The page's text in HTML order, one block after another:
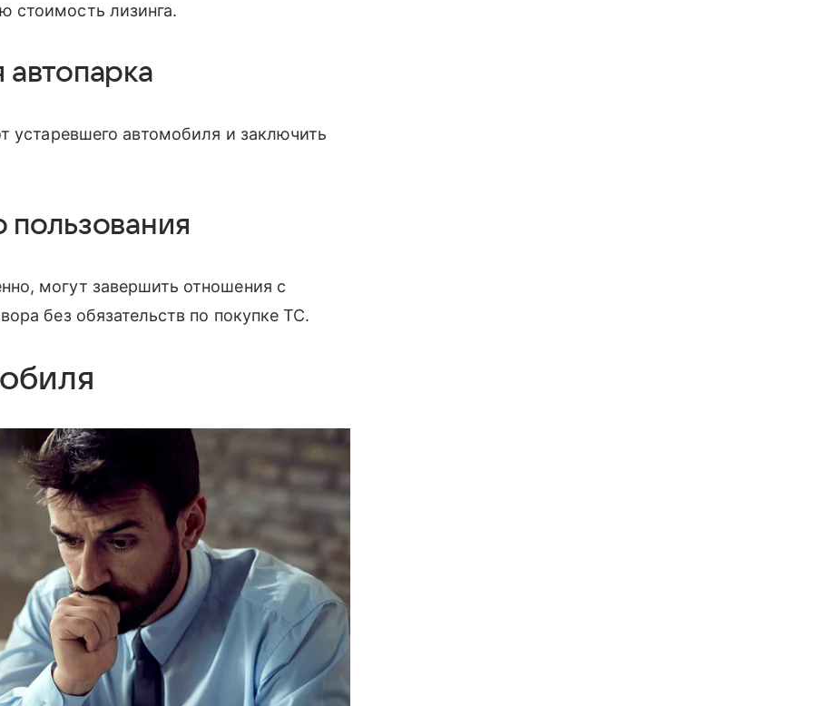
стоимость лизинга.
устаревшего автомобиля и заключить
могут завершить отношения с
без обязательств по покупке ТС.